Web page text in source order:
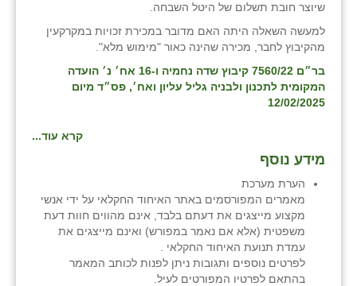
שיוצר חובת תשלום של היטל השבחה.
למעשה השאלה היתה האם מדובר במכירת זכויות במקרקעין
מהקיבוץ לחבר, מכירה שהינה כאור "מימוש מלא".
בר״ם 7560/22 קיבוץ שדה נחמיה ו-16 אח׳ נ׳ הועדה
המקומית לתכנון ולבניה גליל עליון ואח׳, פס״ד מיום
12/02/2025
קרא עוד...
מידע נוסף
הערת מערכת
מאמרים המפורסמים באתר האיחוד החקלאי על ידי אנשי
מקצוע מייצגים את דעתם בלבד, אינם מהווים חוות דעת
משפטית (אלא אם נאמר במפורש) ואינם מייצגים את
עמדת תנועת האיחוד החקלאי .
לפרטים נוספים ותגובות ניתן לפנות לכותב המאמר
בהתאם לפרטיו המפורטים לעיל.
רמות השבים
רמת הדר
שבי ציון
שדמה
תלמי יוסף
בוסתן הגליל